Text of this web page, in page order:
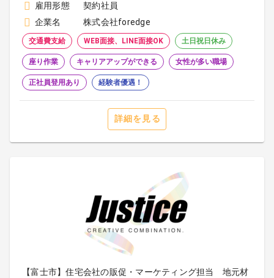
雇用形態
契約社員
企業名
株式会社foredge
交通費支給 WEB面接、LINE面接OK 土日祝日休み
座り作業 キャリアアップができる 女性が多い職場
正社員登用あり 経験者優遇！
詳細を見る
【富士市】住宅会社の販促・マーケティング担当 地元材